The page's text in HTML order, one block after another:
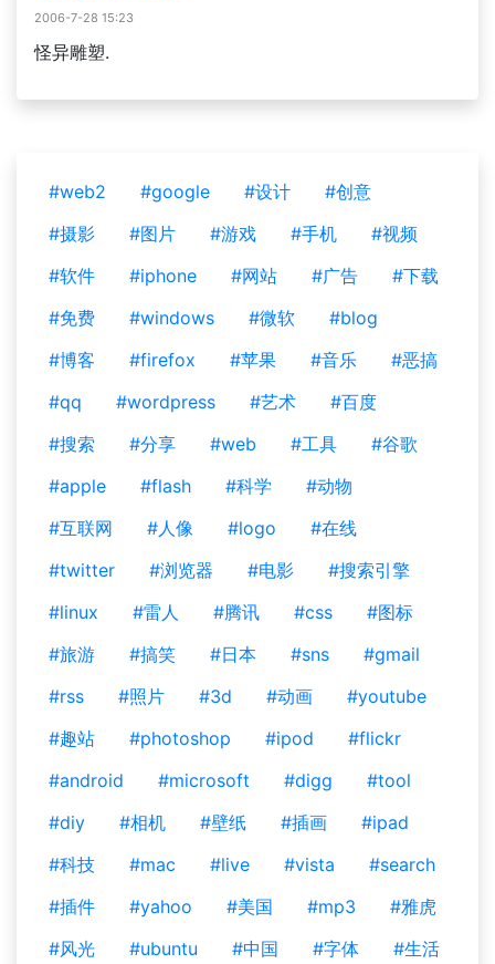
2006-7-28 15:23
怪异雕塑.
#web2 #google #设计
#创意
#摄影
#图片 #游戏 #手机
#视频
#软件
#iphone #网站 #广告
#下载
#免费
#windows #微软
#blog
#博客
#firefox #苹果 #音乐
#恶搞
#qq
#wordpress #艺术
#百度
#搜索
#分享 #web #工具
#谷歌
#apple
#flash #科学
#动物
#互联网
#人像 #logo
#在线
#twitter
#浏览器 #电影
#搜索引擎
#linux
#雷人 #腾讯 #css
#图标
#旅游
#搞笑 #日本 #sns
#gmail
#rss
#照片 #3d #动画
#youtube
#趣站
#photoshop #ipod
#flickr
#android
#microsoft #digg
#tool
#diy
#相机 #壁纸 #插画
#ipad
#科技
#mac #live #vista
#search
#插件
#yahoo #美国 #mp3
#雅虎
#风光
#ubuntu #中国 #字体
#生活